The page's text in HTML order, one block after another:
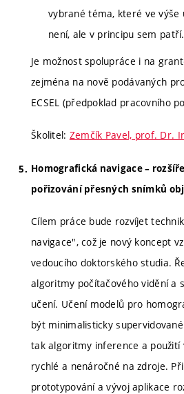
vybrané téma, které ve výše
není, ale v principu sem patří.
Je možnost spolupráce i na
zejména na nově podávaných
ECSEL (předpoklad pracovního
Školitel: Zemčík Pavel, prof. Dr.
Homografická navigace –
pořizování přesných snímků
Cílem práce bude rozvíjet
navigace", což je nový koncept
vedoucího doktorského studia.
algoritmy počítačového vidění a
učení. Učení modelů pro
být minimalisticky
tak algoritmy inference a použití
rychlé a nenáročné na zdroje.
prototypování a vývoj aplikace